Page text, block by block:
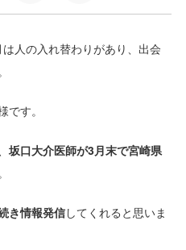
人の入れ替わりがあり、出会
す。
坂口大介医師が3月末で宮崎県
き情報発信してくれると思いま